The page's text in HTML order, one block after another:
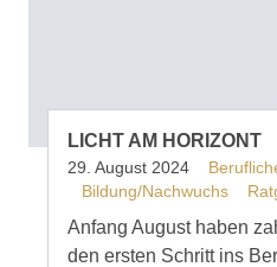
LICHT AM HORIZONT
29. August 2024
Bildung/Nachwuchs
Anfang August haben
den ersten Schritt ins